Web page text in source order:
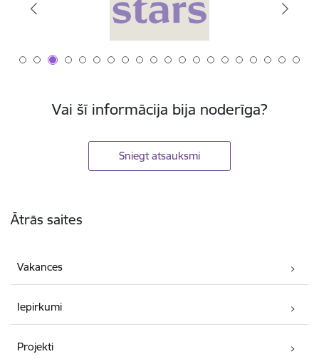
Vai šī informācija bija noderīga?
Sniegt atsauksmi
Ātrās saites
Vakances
Iepirkumi
Projekti